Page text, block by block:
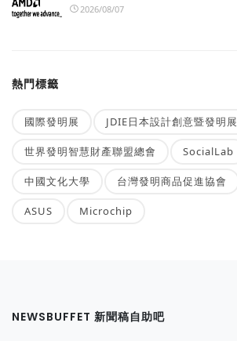
2026/08/07
熱門標籤
國際發明展 JDIE日本設計創意暨發明展
世界發明智慧財產聯盟總會 SocialLab
中國文化大學 台灣發明商品促進協會
ASUS Microchip
NEWSBUFFET 新聞稿自助吧